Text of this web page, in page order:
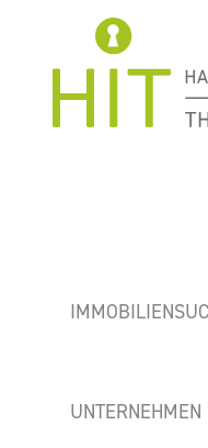
UNTERNEHMEN
TOLLE
MIT TERRASSE,